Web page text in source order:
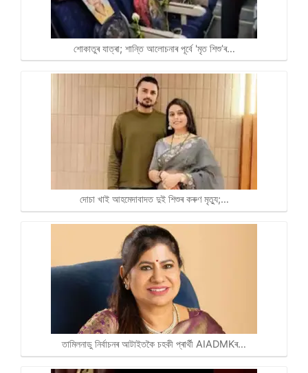
শোকাতুৰ যাত্ৰা; শান্তি আলোচনাৰ পূৰ্বে 'মৃত শিশু’ৰ…
দোচা খাই আহমেদাবাদত দুই শিশুৰ কৰুণ মৃত্যু;…
তামিলনাডু নিৰ্বাচনৰ আটাইতকৈ চহকী প্ৰাৰ্থী AIADMKৰ…